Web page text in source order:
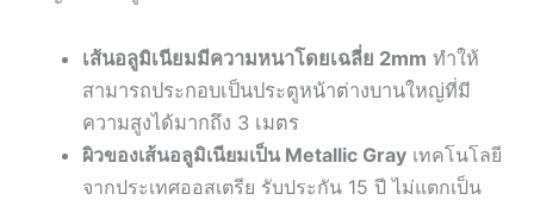
เส้นอลูมิเนียมมีความหนาโดยเฉลี่ย 2mm ทำให้
สามารถประกอบเป็นประตูหน้าต่างบานใหญ่ที่มี
ความสูงได้มากถึง 3 เมตร
ผิวของเส้นอลูมิเนียมเป็น Metallic Gray เทคโนโลยี
จากประเทศออสเตรีย รับประกัน 15 ปี ไม่แตกเป็น